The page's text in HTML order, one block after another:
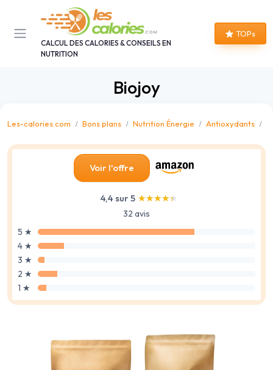
CALCUL DES CALORIES & CONSEILS EN
NUTRITION
TOPs
Biojoy
Les-calories.com Bons plans Nutrition Énergie Antioxydants
Voir l'offre
4,4 sur 5 ★★★★★
★★★★★
32 avis
5 ★
4 ★
3 ★
2 ★
1 ★
Panneau de gestion des cookies